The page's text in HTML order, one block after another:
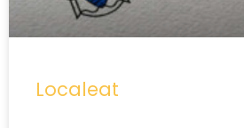
Localeat